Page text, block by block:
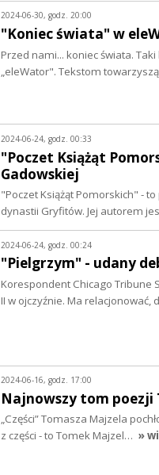
2024-06-30, godz. 20:00
"Koniec świata" w
Przed nami... koniec świata.
„eleWator". Tekstom
2024-06-24, godz. 00:33
"Poczet Książąt
Gadowskiej
"Poczet Książąt Pomorskich" -
dynastii Gryfitów. Jej autorem
2024-06-24, godz. 00:24
"Pielgrzym" - udany
Korespondent Chicago Tribune
II w ojczyźnie. Ma
2024-06-16, godz. 17:00
Najnowszy tom poezji
„Części” Tomasza Majzela
z części - to Tomek Majzel… »